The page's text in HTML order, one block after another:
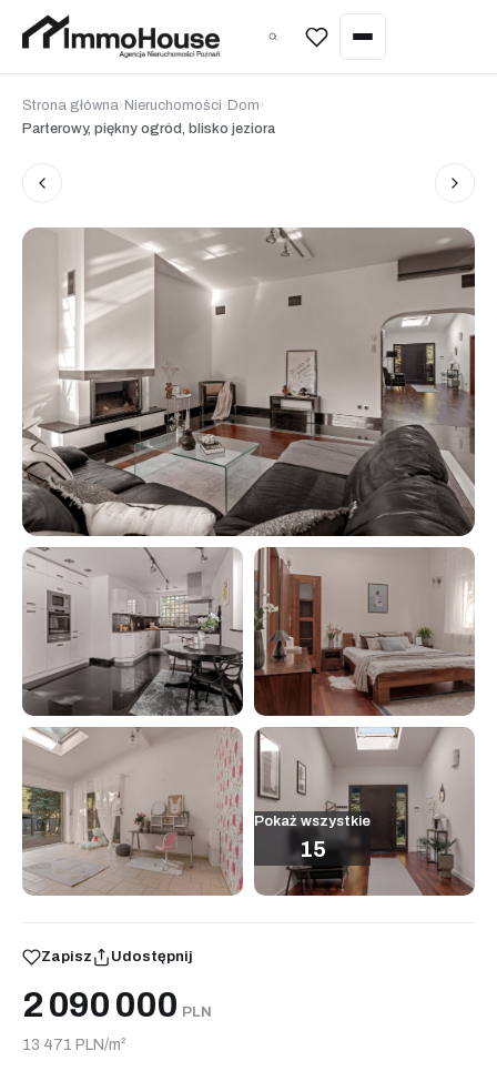
Wycena nieruchomości
Sprzedaż nieruchomości
Wynajem nieruchomości
Zarządzanie najmem
Wycena nieruchomości
Home staging
Inwestycje pod najem (Poznań)
Nieruchomości w Hiszpanii
Strona główna› Nieruchomości› Dom›
Parterowy, piękny ogród, blisko jeziora
Pokaż wszystkie
15
Zapisz Udostępnij
2 090 000 PLN
13 471 PLN/m²